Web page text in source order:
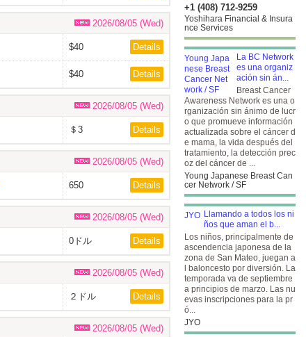
2026/08/05 (Wed)
$40 Details
$40 Details
2026/08/05 (Wed)
＄3 Details
2026/08/05 (Wed)
650 Details
2026/08/05 (Wed)
0ドル Details
2026/08/05 (Wed)
２ドル Details
2026/08/05 (Wed)
+1 (408) 712-9259
Yoshihara Financial & Insura
nce Services
La BC Network
es una organiz
ación sin án...
Breast Cancer
Awareness Network es una o
rganización sin ánimo de lucr
o que promueve información
actualizada sobre el cáncer d
e mama, la vida después del
tratamiento, la detección prec
oz del cáncer de ...
Young Japanese Breast Can
cer Network / SF
Llamando a todos los ni
ños que aman el b...
Los niños, principalmente de
ascendencia japonesa de la
zona de San Mateo, juegan a
l baloncesto por diversión. La
temporada va de septiembre
a principios de marzo. Las nu
evas inscripciones para la pr
ó...
JYO